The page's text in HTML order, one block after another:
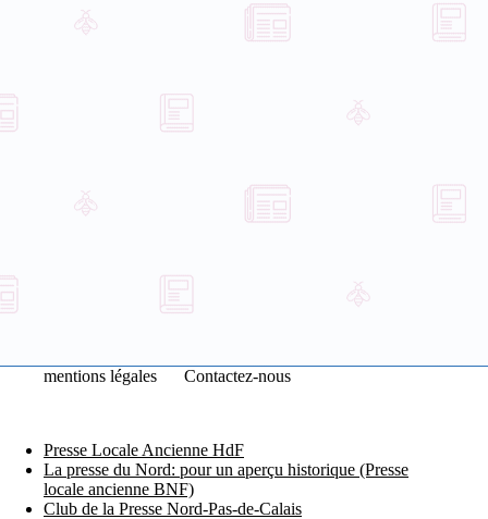
mentions légales Contactez-nous
Presse Locale Ancienne HdF
La presse du Nord: pour un aperçu historique (Presse
locale ancienne BNF)
Club de la Presse Nord-Pas-de-Calais